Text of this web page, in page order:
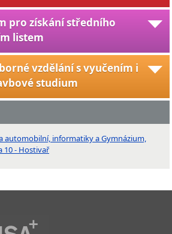
pro získání středního
listem
vzdělání s vyučením i
studium
automobilní, informatiky a Gymnázium,
10 - Hostivař